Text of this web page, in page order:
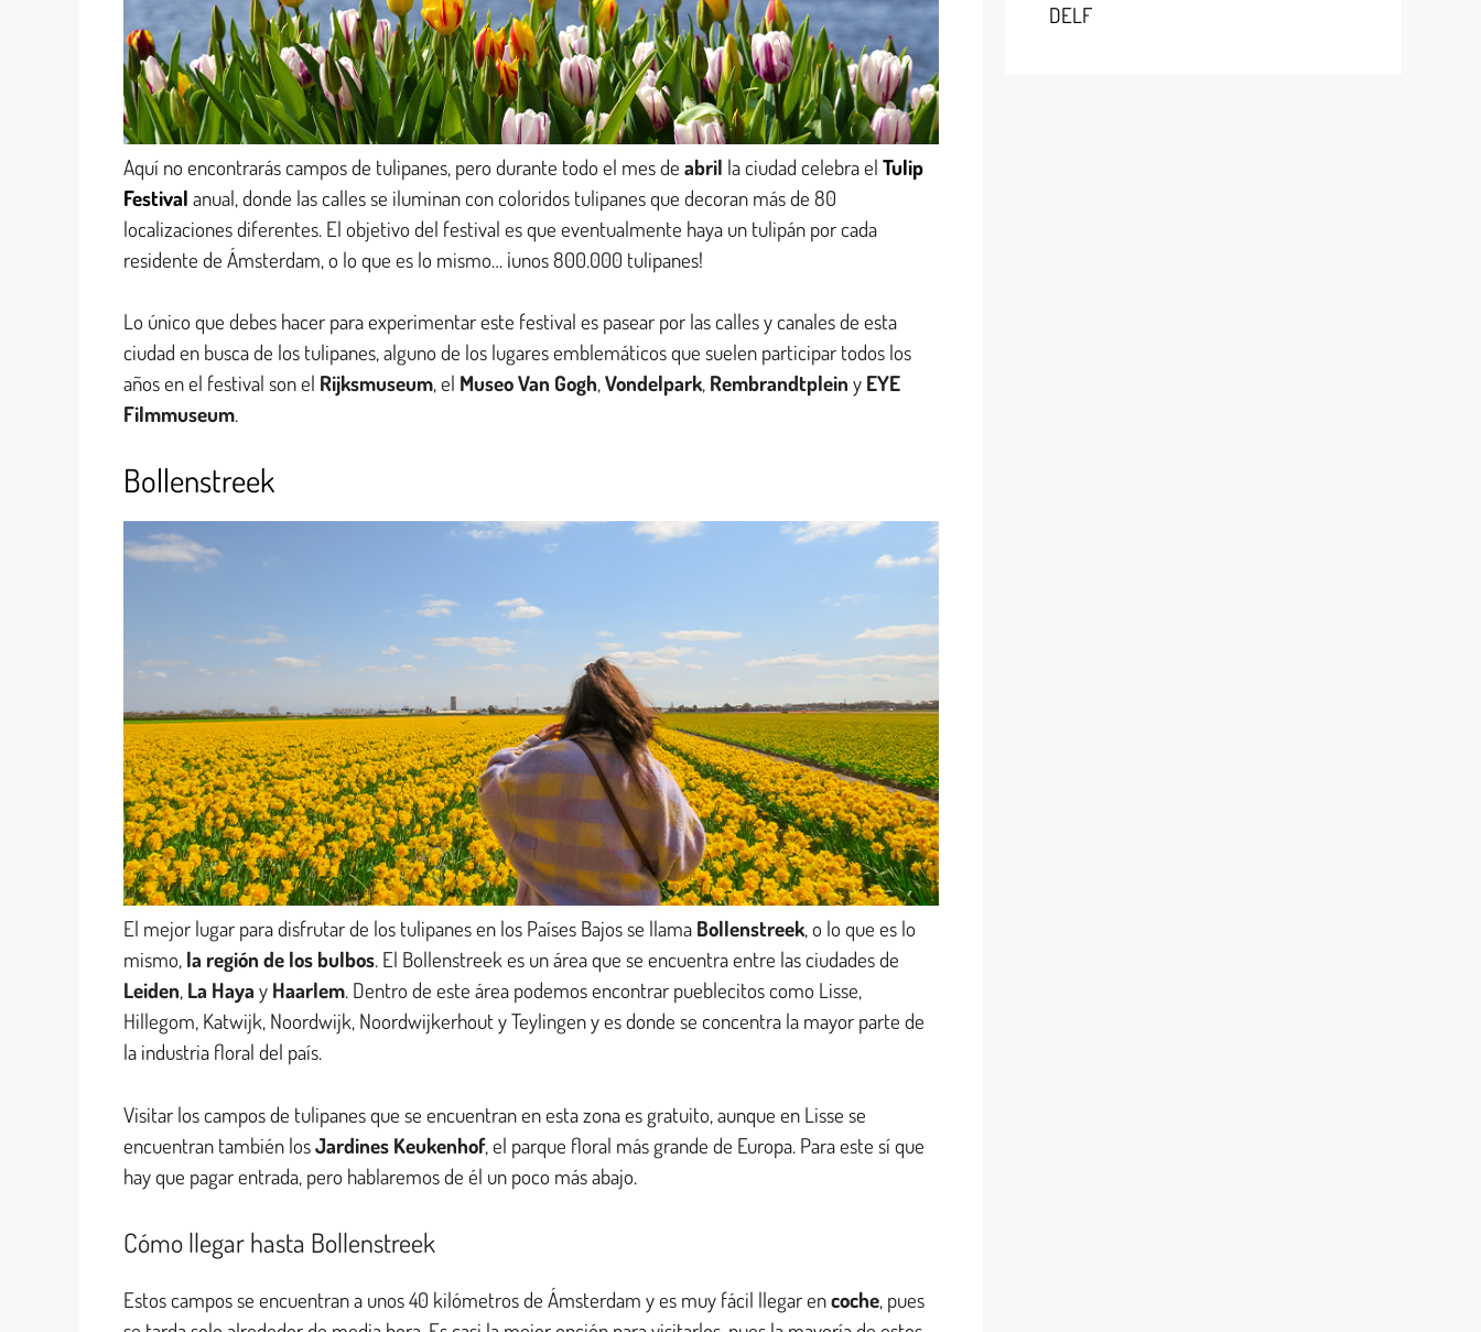
Aquí no encontrarás campos de tulipanes, pero durante todo el mes de abril la ciudad celebra el Tulip
Festival anual, donde las calles se iluminan con coloridos tulipanes que decoran más de 80
localizaciones diferentes. El objetivo del festival es que eventualmente haya un tulipán por cada
residente de Ámsterdam, o lo que es lo mismo… ¡unos 800.000 tulipanes!
Lo único que debes hacer para experimentar este festival es pasear por las calles y canales de esta
ciudad en busca de los tulipanes, alguno de los lugares emblemáticos que suelen participar todos los
años en el festival son el Rijksmuseum, el Museo Van Gogh,Vondelpark, Rembrandtplein y EYE
Filmmuseum.
Bollenstreek
El mejor lugar para disfrutar de los tulipanes en los Países Bajos se llama Bollenstreek, o lo que es lo
mismo, la región de los bulbos. El Bollenstreek es un área que se encuentra entre las ciudades de
Leiden, La Haya y Haarlem. Dentro de este área podemos encontrar pueblecitos como Lisse,
Hillegom, Katwijk, Noordwijk, Noordwijkerhout y Teylingen y es donde se concentra la mayor parte de
la industria floral del país.
Visitar los campos de tulipanes que se encuentran en esta zona es gratuito, aunque en Lisse se
encuentran también losJardines Keukenhof, el parque floral más grande de Europa. Para este sí que
hay que pagar entrada, pero hablaremos de él un poco más abajo.
Cómo llegar hasta Bollenstreek
Estos campos se encuentran a unos 40 kilómetros de Ámsterdam y es muy fácil llegar encoche, pues
DELF